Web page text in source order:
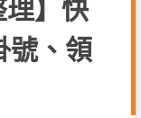
理】快
號、領